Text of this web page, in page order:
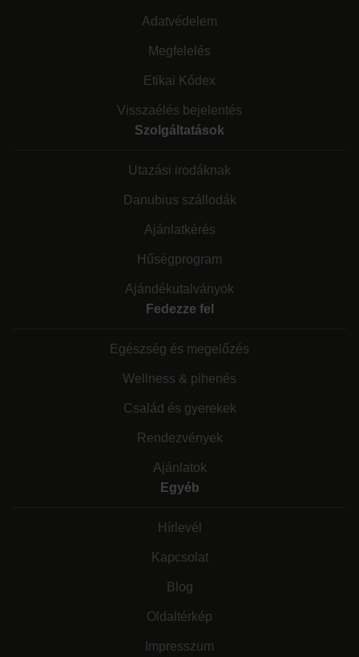
Adatvédelem
Megfelelés
Etikai Kódex
Visszaélés bejelentés
Szolgáltatások
Utazási irodáknak
Danubius szállodák
Ajánlatkérés
Hűségprogram
Ajándékutalványok
Fedezze fel
Egészség és megelőzés
Wellness & pihenés
Család és gyerekek
Rendezvények
Ajánlatok
Egyéb
Hírlevél
Kapcsolat
Blog
Oldaltérkép
Impresszum